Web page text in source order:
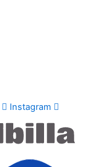
Instagram